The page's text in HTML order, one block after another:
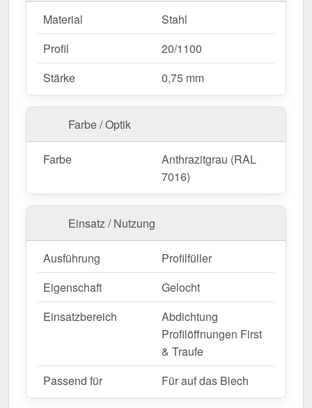
Material
Stahl
Profil
20/1100
Stärke
0,75 mm
Farbe / Optik
Farbe
Anthrazitgrau (RAL
7016)
Einsatz / Nutzung
Ausführung
Profilfüller
Eigenschaft
Gelocht
Einsatzbereich
Abdichtung
Profilöffnungen First
& Traufe
Passend für
Für auf das Blech